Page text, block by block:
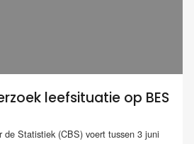
leefsituatie op BES
de Statistiek (CBS) voert tussen 3 juni